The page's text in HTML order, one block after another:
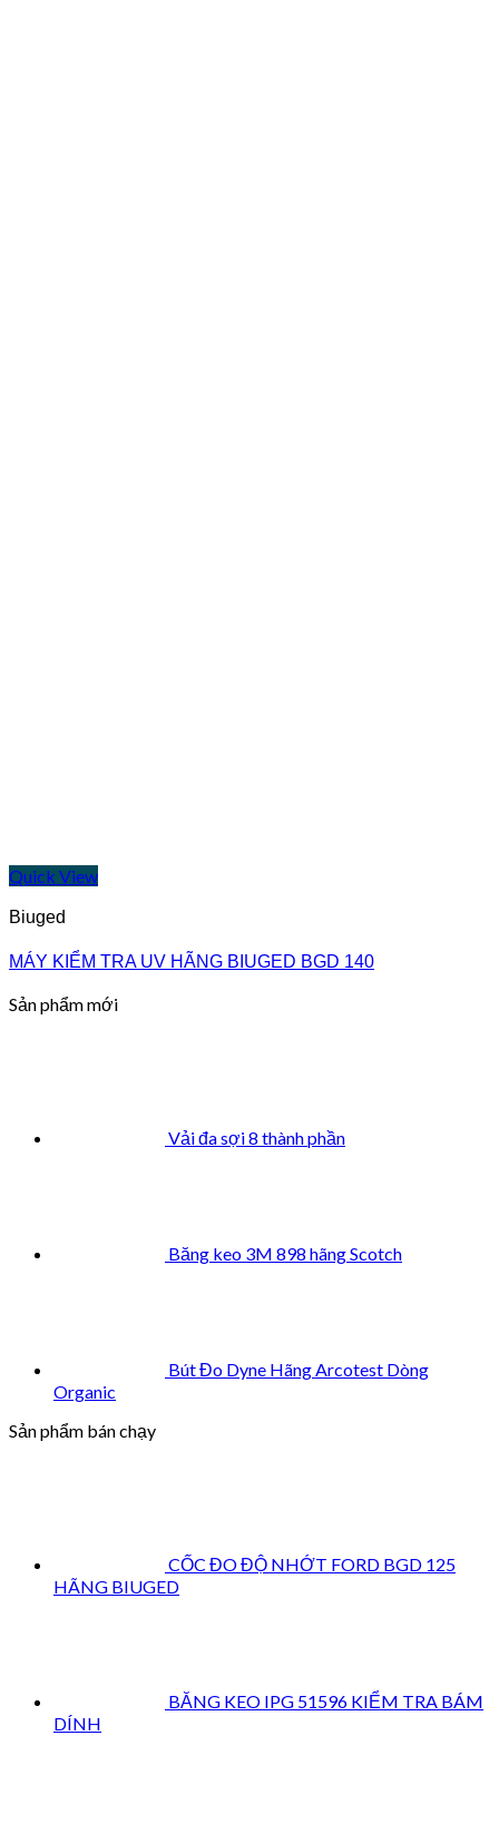
Quick View
Biuged
MÁY KIỂM TRA UV HÃNG BIUGED BGD 140
Sản phẩm mới
Vải đa sợi 8 thành phần
Băng keo 3M 898 hãng Scotch
Bút Đo Dyne Hãng Arcotest Dòng
Organic
Sản phẩm bán chạy
CỐC ĐO ĐỘ NHỚT FORD BGD 125
HÃNG BIUGED
BĂNG KEO IPG 51596 KIỂM TRA BÁM
DÍNH